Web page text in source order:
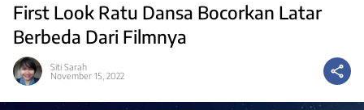
First Look Ratu Dansa Bocorkan Latar
Berbeda Dari Filmnya
Siti Sarah
November 15, 2022